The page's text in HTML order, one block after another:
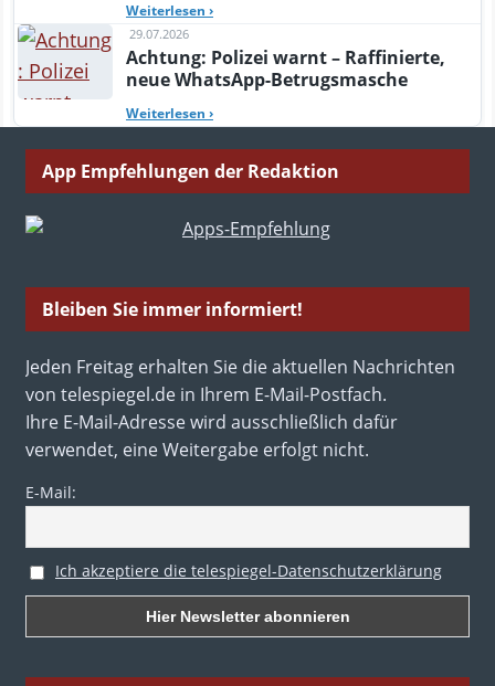
Weiterlesen ›
29.07.2026
Achtung: Polizei warnt – Raffinierte,
neue WhatsApp-Betrugsmasche
Weiterlesen ›
App Empfehlungen der Redaktion
Bleiben Sie immer informiert!
Jeden Freitag erhalten Sie die aktuellen Nachrichten
von telespiegel.de in Ihrem E-Mail-Postfach.
Ihre E-Mail-Adresse wird ausschließlich dafür
verwendet, eine Weitergabe erfolgt nicht.
E-Mail:
Ich akzeptiere die telespiegel-Datenschutzerklärung